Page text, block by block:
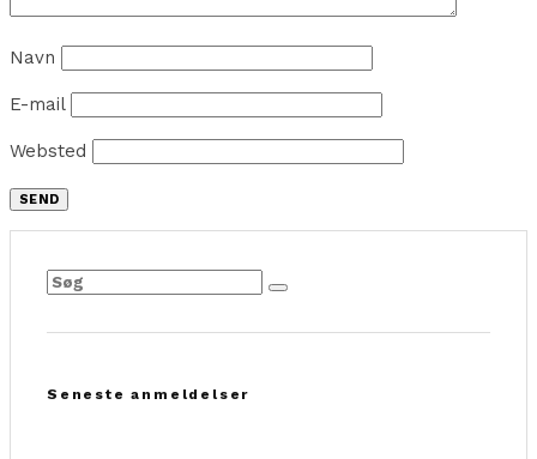
Navn
E-mail
Websted
Seneste anmeldelser